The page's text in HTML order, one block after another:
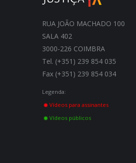
RUA JOÃO MACHADO 100
SALA 402
3000-226 COIMBRA
Tel. (+351) 239 854 035
Fax (+351) 239 854 034
Legenda:
Vídeos para assinantes
Vídeos públicos